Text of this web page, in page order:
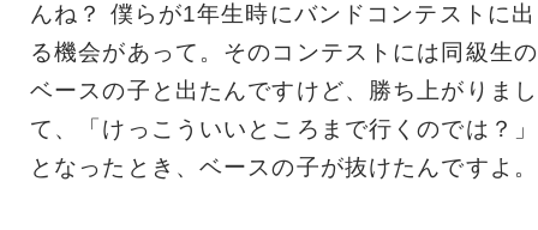
んね？ 僕らが1年生時にバンドコンテストに出
る機会があって。そのコンテストには同級生の
ベースの子と出たんですけど、勝ち上がりまし
て、「けっこういいところまで行くのでは？」
となったとき、ベースの子が抜けたんですよ。